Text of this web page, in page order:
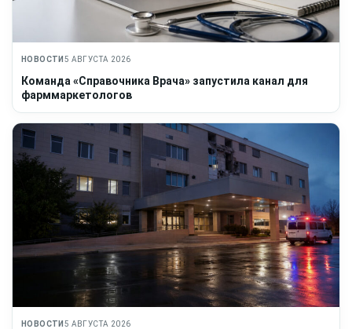
НОВОСТИ 5 АВГУСТА 2026
Команда «Справочника Врача» запустила канал для
фарммаркетологов
НОВОСТИ 5 АВГУСТА 2026